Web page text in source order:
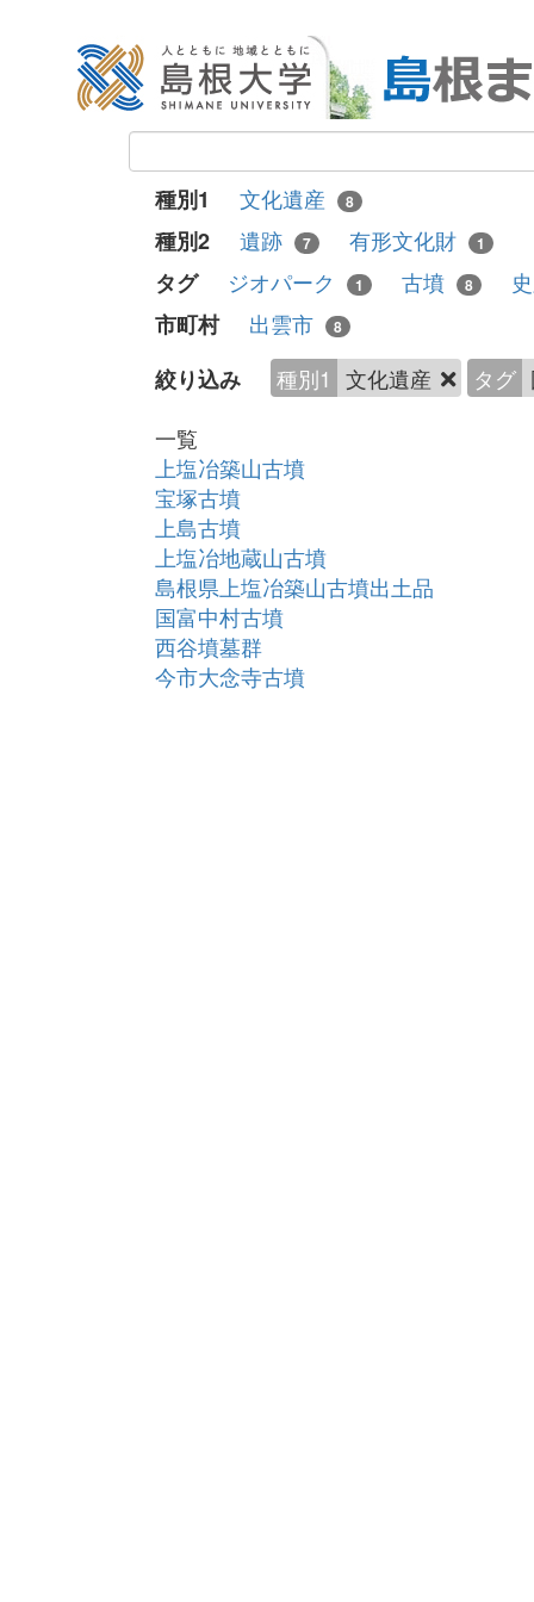
種別1 文化遺産 8
種別2 遺跡 7 有形文化財 1
タグ ジオパーク 1 古墳 8
市町村
出雲市 8
絞り込み 種別1 文化遺産 タグ
一覧
上塩冶築山古墳
宝塚古墳
上島古墳
上塩冶地蔵山古墳
島根県上塩冶築山古墳出土品
国富中村古墳
西谷墳墓群
今市大念寺古墳